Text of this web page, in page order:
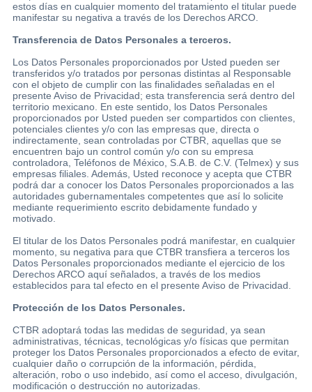
estos días en cualquier momento del tratamiento el titular puede
manifestar su negativa a través de los Derechos ARCO.
Transferencia de Datos Personales a terceros.
Los Datos Personales proporcionados por Usted pueden ser
transferidos y/o tratados por personas distintas al Responsable
con el objeto de cumplir con las finalidades señaladas en el
presente Aviso de Privacidad; esta transferencia será dentro del
territorio mexicano. En este sentido, los Datos Personales
proporcionados por Usted pueden ser compartidos con clientes,
potenciales clientes y/o con las empresas que, directa o
indirectamente, sean controladas por CTBR, aquellas que se
encuentren bajo un control común y/o con su empresa
controladora, Teléfonos de México, S.A.B. de C.V. (Telmex) y sus
empresas filiales. Además, Usted reconoce y acepta que CTBR
podrá dar a conocer los Datos Personales proporcionados a las
autoridades gubernamentales competentes que así lo solicite
mediante requerimiento escrito debidamente fundado y
motivado.
El titular de los Datos Personales podrá manifestar, en cualquier
momento, su negativa para que CTBR transfiera a terceros los
Datos Personales proporcionados mediante el ejercicio de los
Derechos ARCO aquí señalados, a través de los medios
establecidos para tal efecto en el presente Aviso de Privacidad.
Protección de los Datos Personales.
CTBR adoptará todas las medidas de seguridad, ya sean
administrativas, técnicas, tecnológicas y/o físicas que permitan
proteger los Datos Personales proporcionados a efecto de evitar,
cualquier daño o corrupción de la información, pérdida,
alteración, robo o uso indebido, así como el acceso, divulgación,
modificación o destrucción no autorizadas.